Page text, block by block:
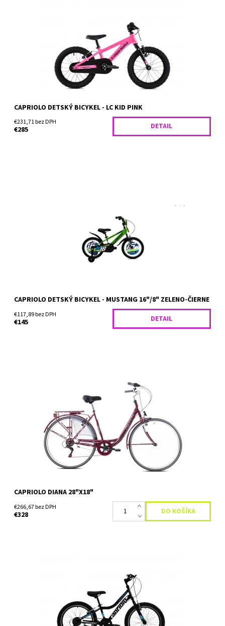
CAPRIOLO DETSKÝ BICYKEL - LC KID PINK
€231,71 bez DPH
€285 DETAIL
rokov, ktoré merajú najmenej 105 cm. Skvele sa hodí na cesty, do
terénu aj na menej udržiavané cyklotrasy,...
CAPRIOLO DETSKÝ BICYKEL - MUSTANG 16"/8" ZELENO-ČIERNE
€117,89 bez DPH
€145 DETAIL
Capriolo Diana je dámsky mestský bicykel, má 6 rýchlostí a
komponenty Shimano. Viac, než ideálny bicykel do mesta.
Skladom
CAPRIOLO DIANA 28"X18"
€266,67 bez DPH
€328
náročnejšieho terénu aj na menej udržiavané cyklotrasy,...
Skladom